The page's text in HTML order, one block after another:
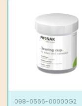
098-0566-00000G2